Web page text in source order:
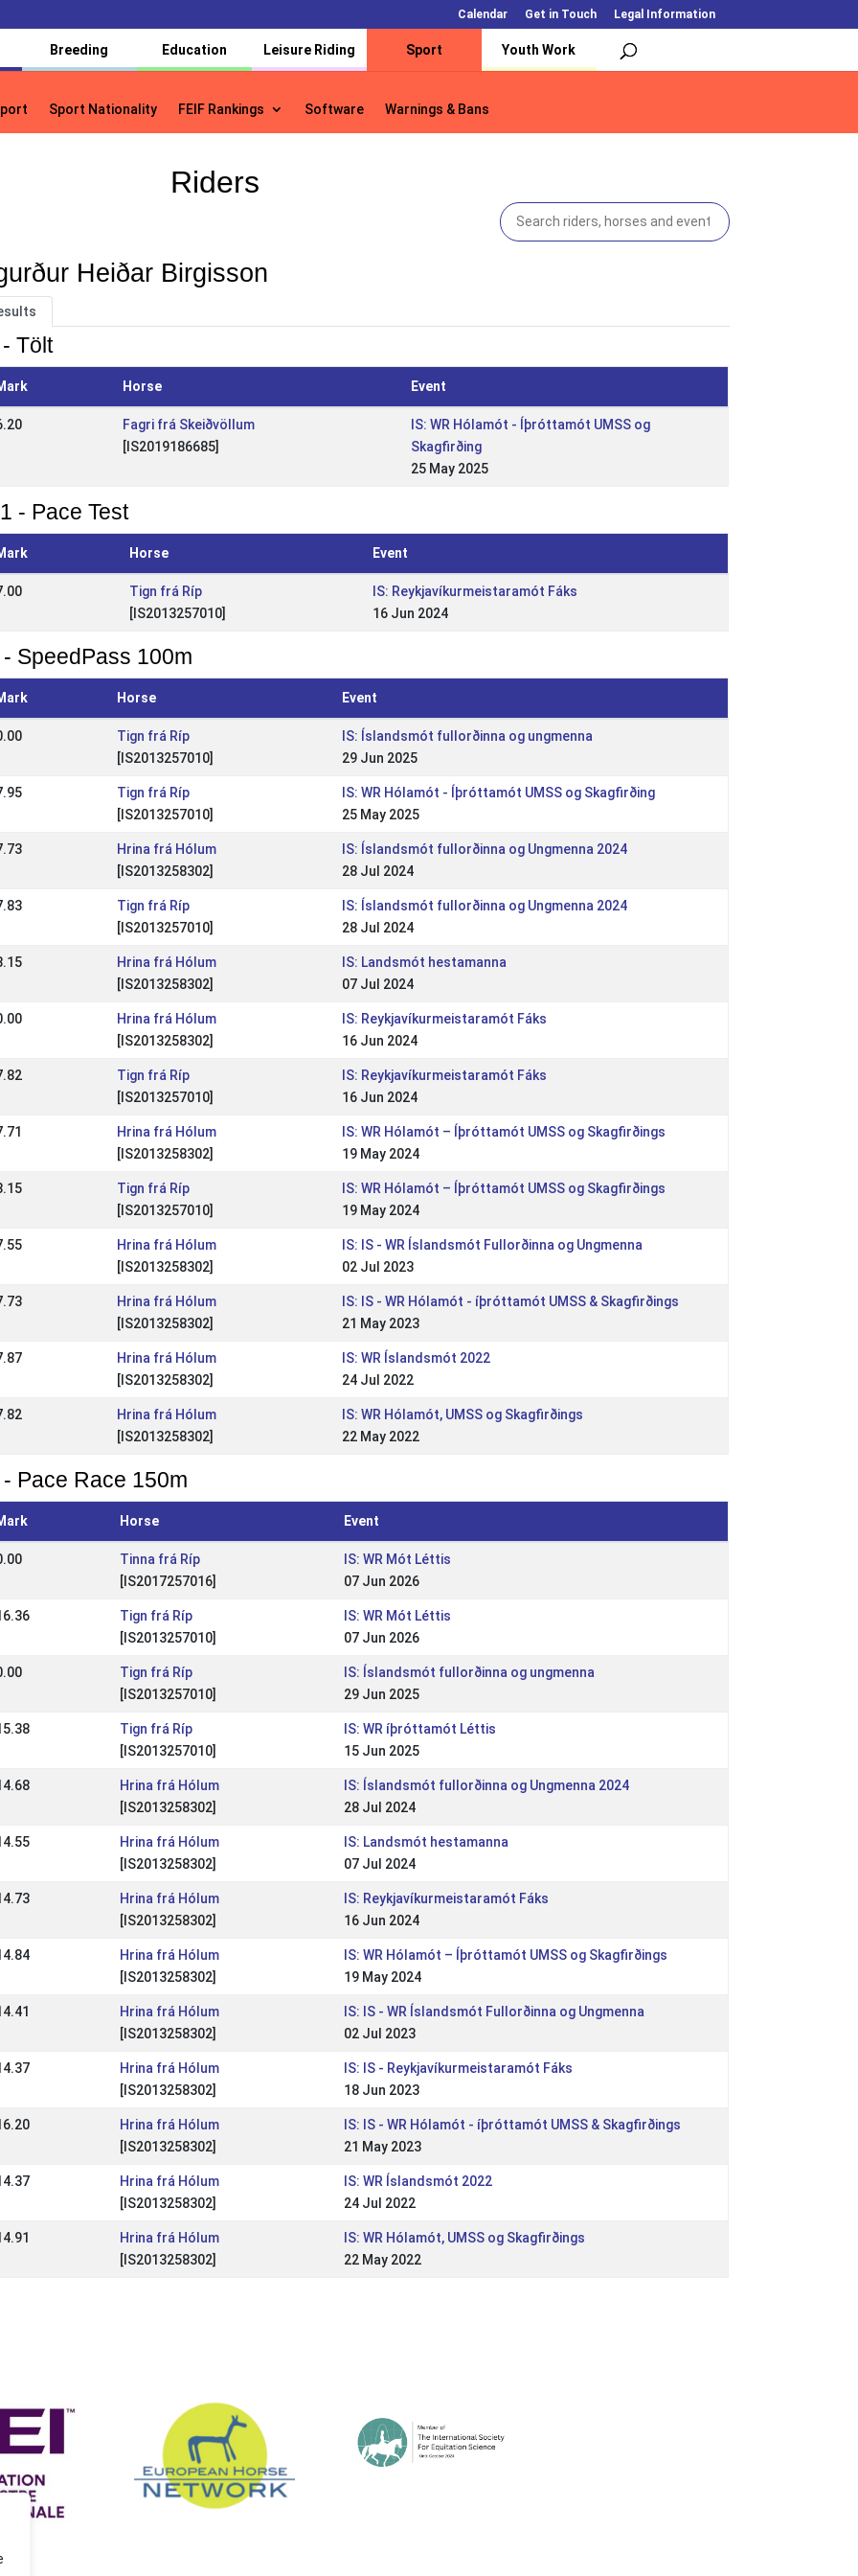
Calendar Get in Touch Legal Information
Breeding Education Leisure Riding Sport Youth Work
Sport Nationality FEIF Rankings Software Warnings & Bans
Sport Nationality FEIF Rankings Software Warnings & Bans
Riders
Heiðar Birgisson
Tölt
Horse Event
Fagri frá Skeiðvöllum
[IS2019186685]
IS: WR Hólamót - Íþróttamót UMSS og
Skagfirðing
25 May 2025
- Pace Test
Horse Event
Tign frá Ríp
[IS2013257010]
IS: Reykjavíkurmeistaramót Fáks
16 Jun 2024
SpeedPass 100m
Horse Event
Tign frá Ríp
[IS2013257010]
IS: Íslandsmót fullorðinna og ungmenna
29 Jun 2025
Tign frá Ríp
[IS2013257010]
IS: WR Hólamót - Íþróttamót UMSS og Skagfirðing
25 May 2025
Hrina frá Hólum
[IS2013258302]
IS: Íslandsmót fullorðinna og Ungmenna 2024
28 Jul 2024
Tign frá Ríp
[IS2013257010]
IS: Íslandsmót fullorðinna og Ungmenna 2024
28 Jul 2024
Hrina frá Hólum
[IS2013258302]
IS: Landsmót hestamanna
07 Jul 2024
Hrina frá Hólum
[IS2013258302]
IS: Reykjavíkurmeistaramót Fáks
16 Jun 2024
Tign frá Ríp
[IS2013257010]
IS: Reykjavíkurmeistaramót Fáks
16 Jun 2024
Hrina frá Hólum
[IS2013258302]
IS: WR Hólamót – Íþróttamót UMSS og Skagfirðings
19 May 2024
Tign frá Ríp
[IS2013257010]
IS: WR Hólamót – Íþróttamót UMSS og Skagfirðings
19 May 2024
Hrina frá Hólum
[IS2013258302]
IS: IS - WR Íslandsmót Fullorðinna og Ungmenna
02 Jul 2023
Hrina frá Hólum
[IS2013258302]
IS: IS - WR Hólamót - íþróttamót UMSS & Skagfirðings
21 May 2023
Hrina frá Hólum
[IS2013258302]
IS: WR Íslandsmót 2022
24 Jul 2022
Hrina frá Hólum
[IS2013258302]
IS: WR Hólamót, UMSS og Skagfirðings
22 May 2022
Pace Race 150m
Horse Event
Tinna frá Ríp
[IS2017257016]
IS: WR Mót Léttis
07 Jun 2026
Tign frá Ríp
[IS2013257010]
IS: WR Mót Léttis
07 Jun 2026
Tign frá Ríp
[IS2013257010]
IS: Íslandsmót fullorðinna og ungmenna
29 Jun 2025
Tign frá Ríp
[IS2013257010]
IS: WR íþróttamót Léttis
15 Jun 2025
Hrina frá Hólum
[IS2013258302]
IS: Íslandsmót fullorðinna og Ungmenna 2024
28 Jul 2024
Hrina frá Hólum
[IS2013258302]
IS: Landsmót hestamanna
07 Jul 2024
Hrina frá Hólum
[IS2013258302]
IS: Reykjavíkurmeistaramót Fáks
16 Jun 2024
Hrina frá Hólum
[IS2013258302]
IS: WR Hólamót – Íþróttamót UMSS og Skagfirðings
19 May 2024
Hrina frá Hólum
[IS2013258302]
IS: IS - WR Íslandsmót Fullorðinna og Ungmenna
02 Jul 2023
Hrina frá Hólum
[IS2013258302]
IS: IS - Reykjavíkurmeistaramót Fáks
18 Jun 2023
Hrina frá Hólum
[IS2013258302]
IS: IS - WR Hólamót - íþróttamót UMSS & Skagfirðings
21 May 2023
Hrina frá Hólum
[IS2013258302]
IS: WR Íslandsmót 2022
24 Jul 2022
Hrina frá Hólum
[IS2013258302]
IS: WR Hólamót, UMSS og Skagfirðings
22 May 2022